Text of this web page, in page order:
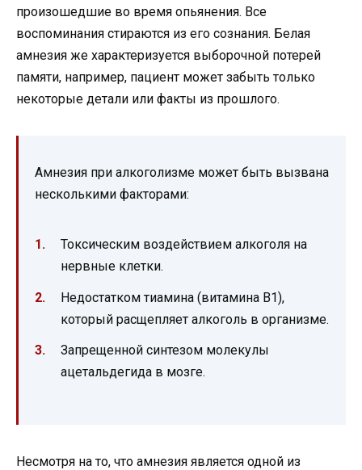
произошедшие во время опьянения. Все
воспоминания стираются из его сознания. Белая
амнезия же характеризуется выборочной потерей
памяти, например, пациент может забыть только
некоторые детали или факты из прошлого.
Амнезия при алкоголизме может быть вызвана
несколькими факторами:
Токсическим воздействием алкоголя на
нервные клетки.
Недостатком тиамина (витамина B1),
который расщепляет алкоголь в организме.
Запрещенной синтезом молекулы
ацетальдегида в мозге.
Несмотря на то, что амнезия является одной из